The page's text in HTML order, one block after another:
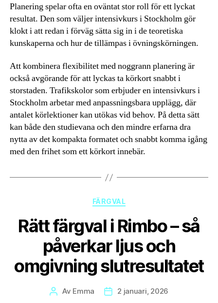
Planering spelar ofta en oväntat stor roll för ett lyckat
resultat. Den som väljer intensivkurs i Stockholm gör
klokt i att redan i förväg sätta sig in i de teoretiska
kunskaperna och hur de tillämpas i övningskörningen.
Att kombinera flexibilitet med noggrann planering är
också avgörande för att lyckas ta körkort snabbt i
storstaden. Trafikskolor som erbjuder en intensivkurs i
Stockholm arbetar med anpassningsbara upplägg, där
antalet körlektioner kan utökas vid behov. På detta sätt
kan både den studievana och den mindre erfarna dra
nytta av det kompakta formatet och snabbt komma igång
med den frihet som ett körkort innebär.
Kategorier
FÄRGVAL
Rätt färgval i Rimbo – så
påverkar ljus och
omgivning slutresultatet
Inläggsförfattare
Av Emma Inläggsdatum
2 januari, 2026